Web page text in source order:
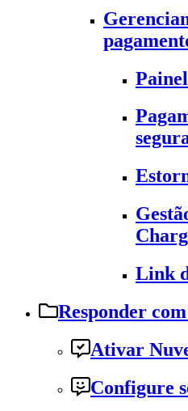
Link
Responder
Ativar
Configure